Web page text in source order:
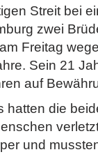
Streit bei
zwei
Freitag
Sein 21
auf
die
und